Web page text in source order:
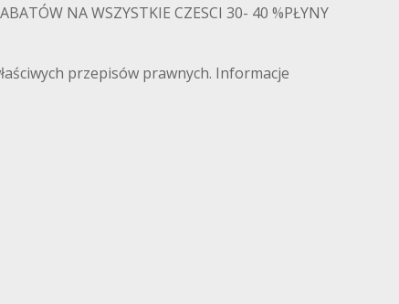
NA WSZYSTKIE CZESCI 30- 40 %PŁYNY
przepisów prawnych. Informacje